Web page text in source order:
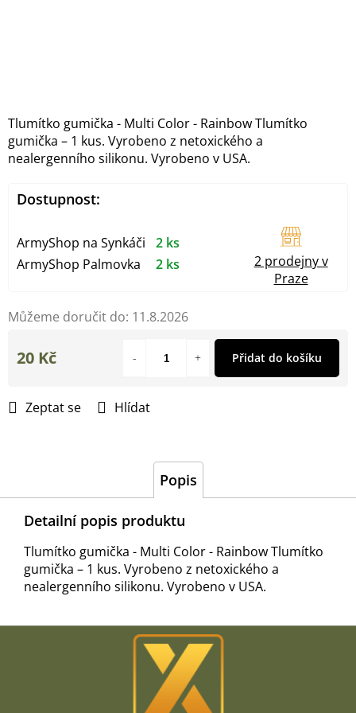
Můžeme doručit do: 11.8.2026
Tlumítko gumička - Multi Color - Rainbow Tlumítko
gumička – 1 kus. Vyrobeno z netoxického a
nealergenního silikonu. Vyrobeno v USA.
Zeptat se Hlídat
20 Kč Přidat do košíku
Dostupnost:
ArmyShop na Synkáči
2 ks
ArmyShop Palmovka
2 ks
2 prodejny v
Praze
Popis
Detailní popis produktu
Tlumítko gumička - Multi Color - Rainbow Tlumítko
gumička – 1 kus. Vyrobeno z netoxického a
nealergenního silikonu. Vyrobeno v USA.
Z